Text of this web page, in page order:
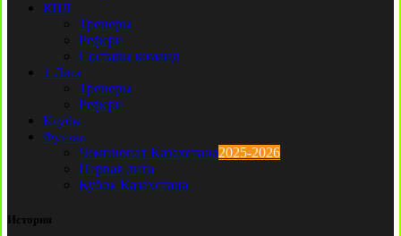
КПЛ
Тренеры
Рефери
Составы команд
1 Лига
Тренеры
Рефери
Клубы
Футзал
Чемпионат Казахстана2025-2026
Первая лига
Кубок Казахстана
История